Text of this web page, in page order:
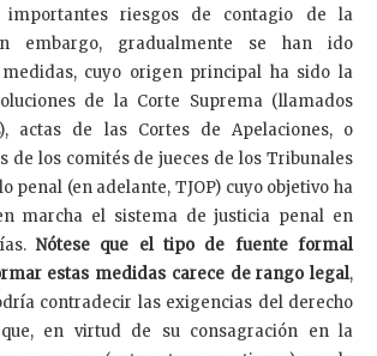
importantes riesgos de contagio de la
embargo, gradualmente se han ido
cuyo origen principal ha sido la
de la Corte Suprema (llamados
actas de las Cortes de Apelaciones, o
de los comités de jueces de los Tribunales
penal (en adelante, TJOP) cuyo objetivo ha
marcha el sistema de justicia penal en
Nótese que el tipo de fuente formal
estas medidas carece de rango legal,
contradecir las exigencias del derecho
en virtud de su consagración en la